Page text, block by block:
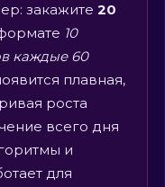
закажите 20
10
каждые 60
плавная,
роста
всего дня
и
для